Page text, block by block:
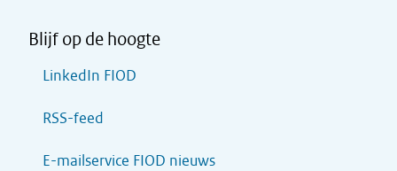
Blijf op de hoogte
LinkedIn FIOD
RSS-feed
E-mailservice FIOD nieuws